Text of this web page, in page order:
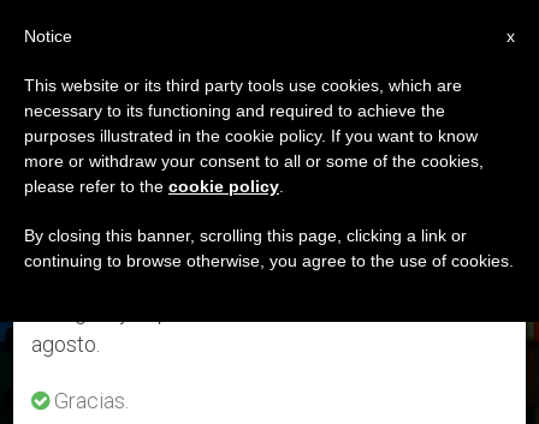
DÍA
Julio 30th, 2023
ÚLTIMAS NOTICIAS
en enseñanza de la Iglesia, dice Arzobispo en nueva guía
×
Aviso importante
Del 27 de julio al 7 de agosto haremos la pausa
anual, aprovechando que en el periodo de verano
se generan menos informaciones y también el
agosto.
Gracias.
x
Notice
This website or its third party tools use cookies, which are
necessary to its functioning and required to achieve the
purposes illustrated in the cookie policy. If you want to know
more or withdraw your consent to all or some of the cookies,
please refer to the cookie policy
By closing this banner, scrolling this page, clicking a link or
continuing to browse otherwise, you agree to the use of cookies.